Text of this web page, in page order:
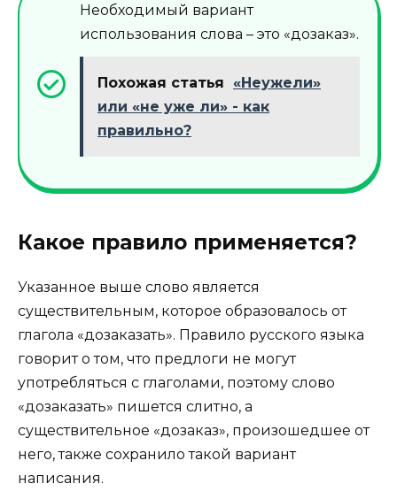
Необходимый вариант
использования слова – это «дозаказ».
Похожая статья
«Неужели»
или «не уже ли» - как
правильно?
Какое правило применяется?
Указанное выше слово является
существительным, которое образовалось от
глагола «дозаказать». Правило русского языка
говорит о том, что предлоги не могут
употребляться с глаголами, поэтому слово
«дозаказать» пишется слитно, а
существительное «дозаказ», произошедшее от
него, также сохранило такой вариант
написания.